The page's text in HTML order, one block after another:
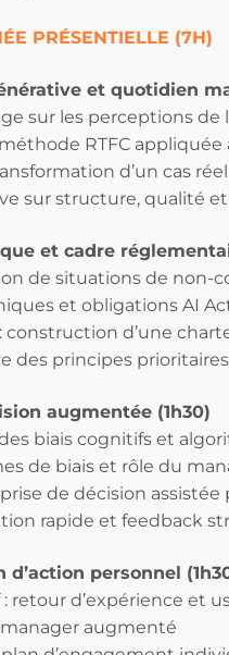
PRÉSENTIELLE (7H)
et quotidien
sur les perceptions de
RTFC appliquée
d’un cas
sur structure, qualité
et cadre
de situations de non-
et obligations AI
construction d’une
des principes prioritaires
augmentée (1h30)
biais cognitifs et
de biais et rôle du
de décision assistée
rapide et feedback
d’action personnel
retour d’expérience et
augmenté